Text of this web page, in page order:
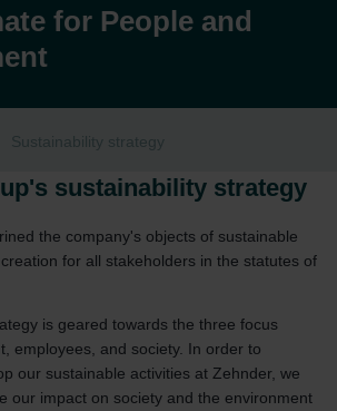
for People and
Sustainability strategy
sustainability strategy
the company's objects of sustainable
for all stakeholders in the statutes of
is geared towards the three focus
employees, and society. In order to
our sustainable activities at Zehnder, we
our impact on society and the environment